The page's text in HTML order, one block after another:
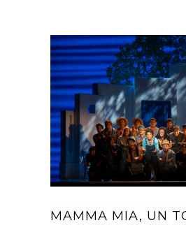
MAMMA MIA, UN